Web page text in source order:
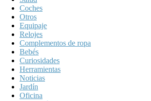
Coches
Otros
Equipaje
Relojes
Complementos de ropa
Bebés
Curiosidades
Herramientas
Noticias
Jardín
Oficina